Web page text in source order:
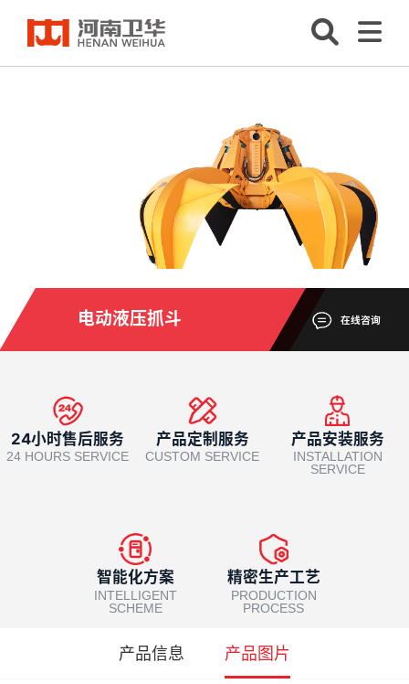
电动液压抓斗 在线咨询
24小时售后服务
24 HOURS SERVICE
产品定制服务
CUSTOM SERVICE
产品安装服务
INSTALLATION
SERVICE
智能化方案
INTELLIGENT
SCHEME
精密生产工艺
PRODUCTION
PROCESS
产品信息 产品图片